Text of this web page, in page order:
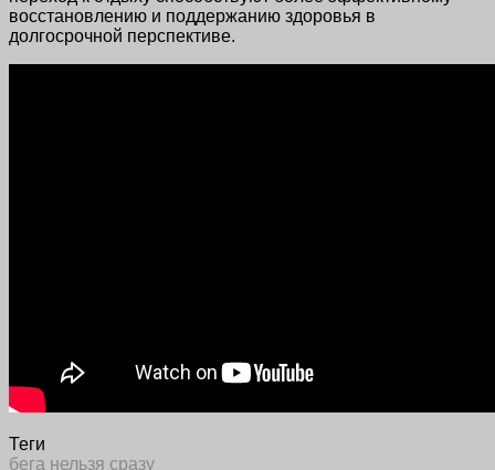
восстановлению и поддержанию здоровья в
долгосрочной перспективе.
Теги
бега нельзя сразу